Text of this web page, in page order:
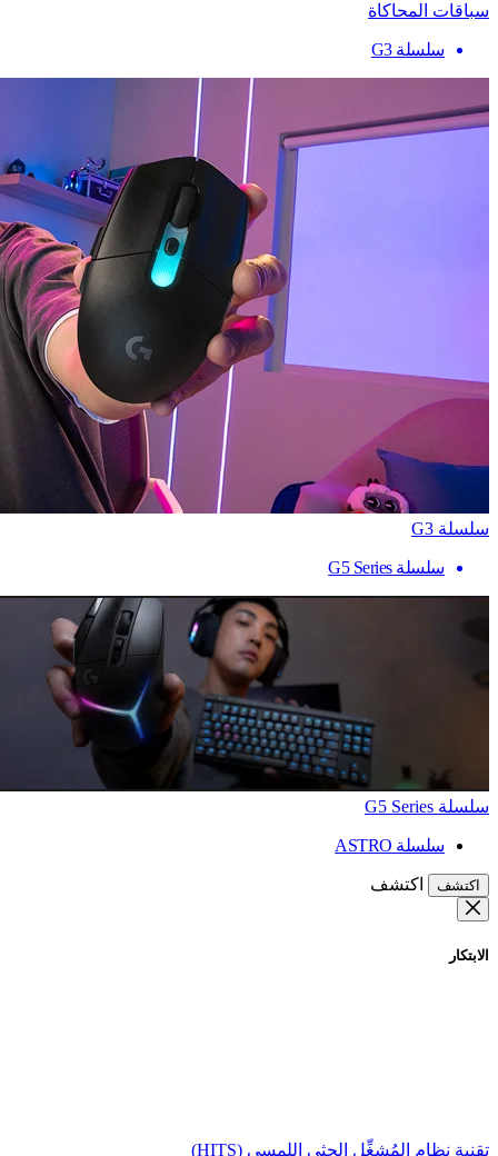
سباقات المحاكاة
سلسلة G3
سلسلة G3
سلسلة G5 Series
سلسلة G5 Series
سلسلة ASTRO
اكتشف اكتشف
الابتكار
تقنية نظام المُشغِّل الحثي اللمسي (HITS)